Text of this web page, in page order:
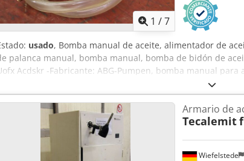
1 /7
usado, Bomba manual de aceite, alimentador de
palanca manual, bomba manual, bomba de bidón de
Acdskr -Fabricante: ABG-Pumpen, bomba manual
barril: M 64 x 4. -Dimensiones: 270/60/H290 mm -Peso: 1,1 kg
Wiefelstede
Armario de
Tecalemit